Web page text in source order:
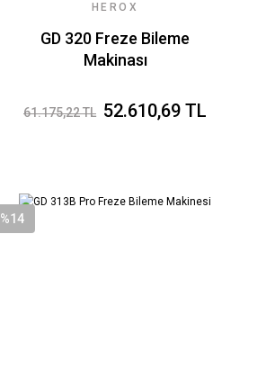
HEROX
GD 320 Freze Bileme
Makinası
61.175,22 TL 52.610,69 TL
%14